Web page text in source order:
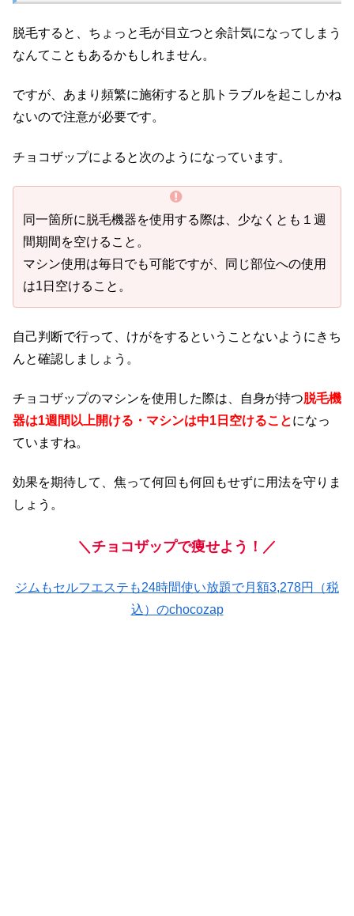
脱毛すると、ちょっと毛が目立つと余計気になってしまう
なんてこともあるかもしれません。
ですが、あまり頻繁に施術すると肌トラブルを起こしかね
ないので注意が必要です。
チョコザップによると次のようになっています。
同一箇所に脱毛機器を使用する際は、少なくとも１週
間期間を空けること。
マシン使用は毎日でも可能ですが、同じ部位への使用
は1日空けること。
自己判断で行って、けがをするということないようにきち
んと確認しましょう。
チョコザップのマシンを使用した際は、自身が持つ脱毛機
器は1週間以上開ける・マシンは中1日空けることになっ
ていますね。
効果を期待して、焦って何回も何回もせずに用法を守りま
しょう。
＼チョコザップで痩せよう！／
ジムもセルフエステも24時間使い放題で月額3,278円（税
込）のchocozap